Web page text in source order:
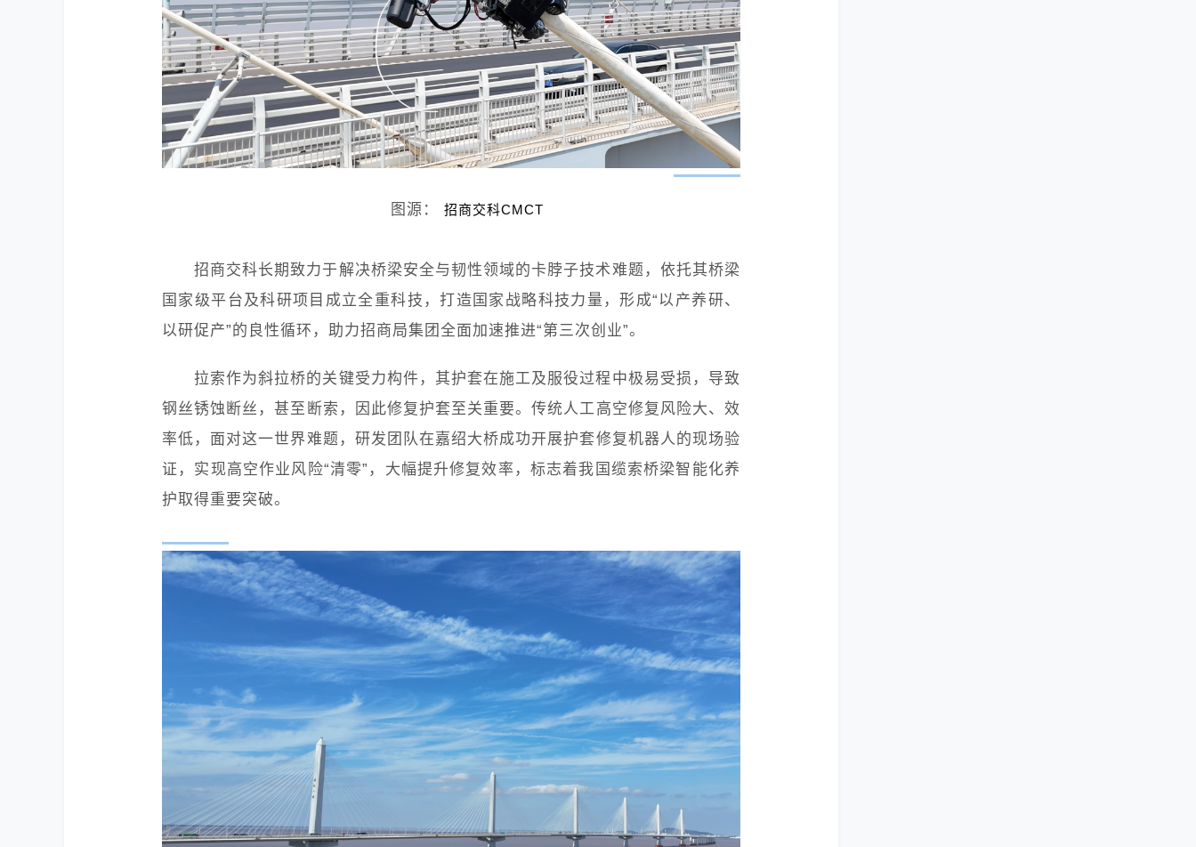
图源： 招商交科CMCT
招商交科长期致力于解决桥梁安全与韧性领域的卡脖子技术难题，依托其桥梁
国家级平台及科研项目成立全重科技，打造国家战略科技力量，形成“以产养研、
以研促产”的良性循环，助力招商局集团全面加速推进“第三次创业”。
拉索作为斜拉桥的关键受力构件，其护套在施工及服役过程中极易受损，导致
钢丝锈蚀断丝，甚至断索，因此修复护套至关重要。传统人工高空修复风险大、效
率低，面对这一世界难题，研发团队在嘉绍大桥成功开展护套修复机器人的现场验
证，实现高空作业风险“清零”，大幅提升修复效率，标志着我国缆索桥梁智能化养
护取得重要突破。